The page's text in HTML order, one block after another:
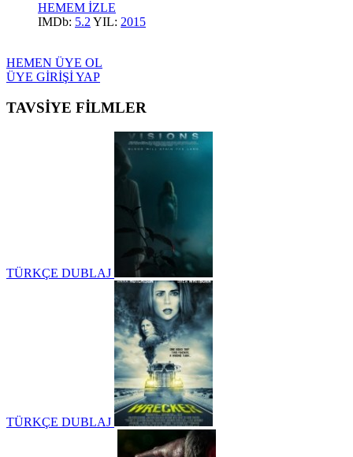
HEMEM İZLE
IMDb: 5.2 YIL: 2015
HEMEN ÜYE OL
ÜYE GİRİŞİ YAP
TAVSİYE FİLMLER
TÜRKÇE DUBLAJ
TÜRKÇE DUBLAJ